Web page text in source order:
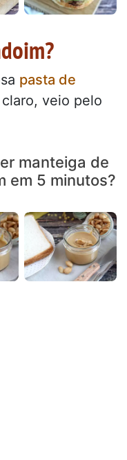
pasta de
veio pelo
manteiga de
em 5 minutos?